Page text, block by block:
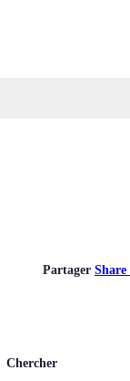
Chercher
Partager Share